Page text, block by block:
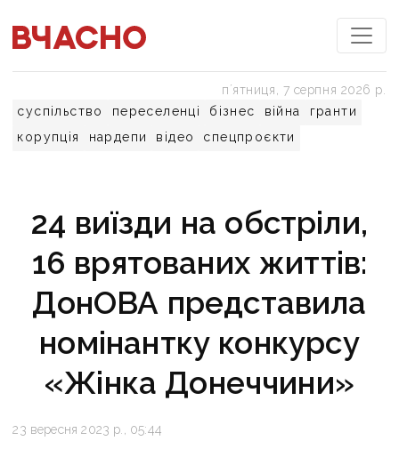
суспільство переселенці бізнес війна
гранти
корупція
нардепи відео спецпроєкти
пʼятниця, 7 серпня 2026 р.
24 виїзди на обстріли,
16 врятованих життів:
ДонОВА представила
номінантку конкурсу
«Жінка Донеччини»
23 вересня 2023 р., 05:44